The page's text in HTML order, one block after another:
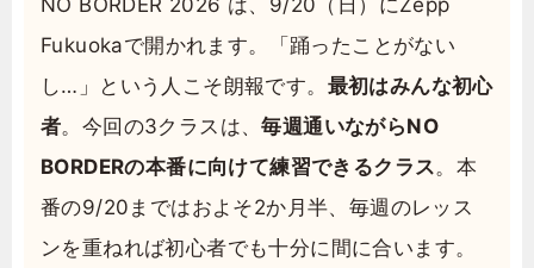
NO BORDER 2026 は、9/20（日）にZepp
Fukuokaで開かれます。「踊ったことがない
し…」という人こそ朗報です。 最初はみんな初心
者。今回の3クラスは、毎週通いながらNO
BORDERの本番に向けて練習できるクラス。本
番の9/20まではおよそ2か月半、毎週のレッス
ンを重ねれば初心者でも十分に間に合います。